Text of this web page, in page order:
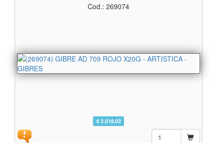
Cod.: 269074
$ 2.018,02